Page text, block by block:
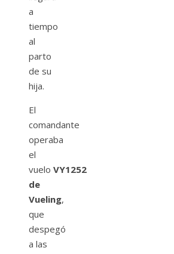
a
tiempo
al
parto
de su
hija.
El
comandante
operaba
el
vuelo VY1252
de
Vueling,
que
despegó
a las